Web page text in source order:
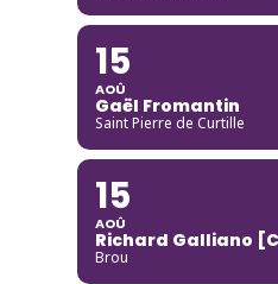
15
AOÛ
Gaël Fromantin
Saint Pierre de Curtille
15
AOÛ
Richard Galliano
Brou